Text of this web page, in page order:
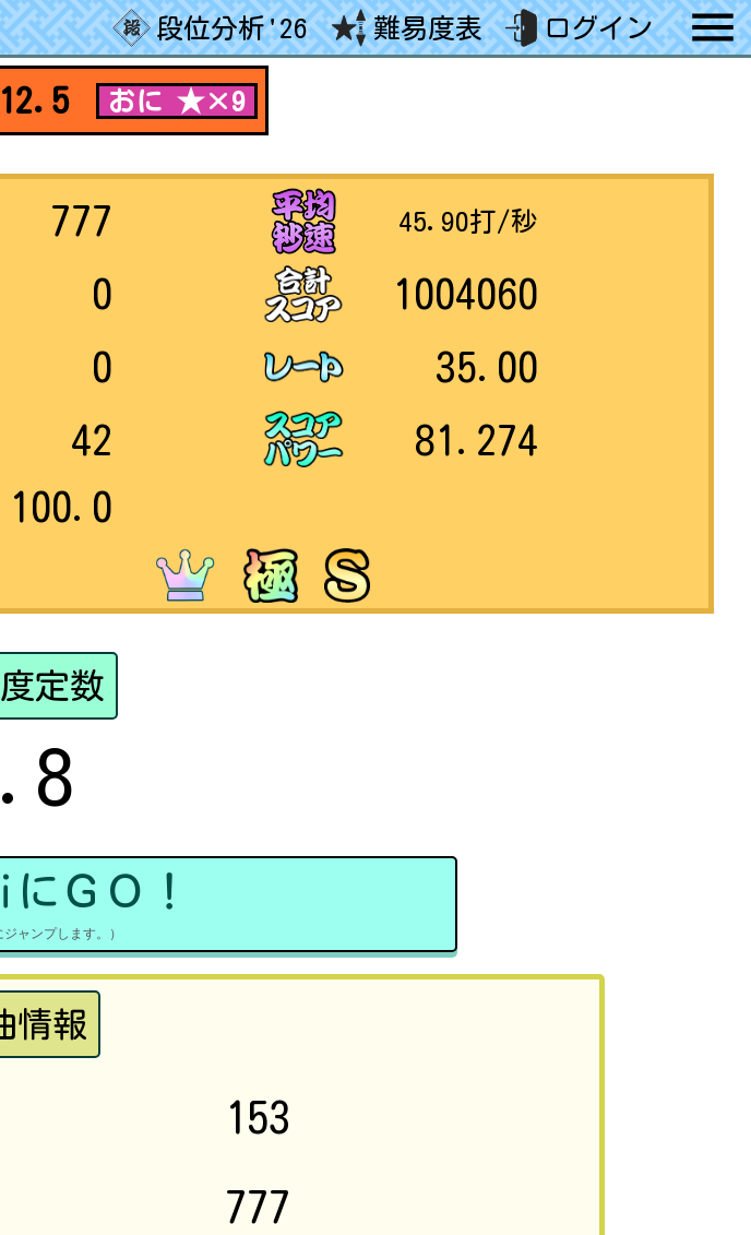
段位分析'26 難易度表 ログイン
おに ★×9
777
0
0
42
100.0
45.90打/秒
1004060
35.00
81.274
定数
ＧＯ！
ジャンプします。）
情報
153
777